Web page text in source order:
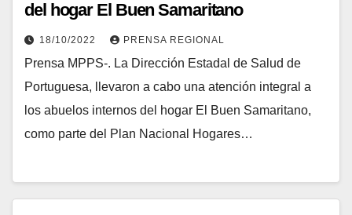
del hogar El Buen Samaritano
18/10/2022 PRENSA REGIONAL
Prensa MPPS-. La Dirección Estadal de Salud de
Portuguesa, llevaron a cabo una atención integral a
los abuelos internos del hogar El Buen Samaritano,
como parte del Plan Nacional Hogares…